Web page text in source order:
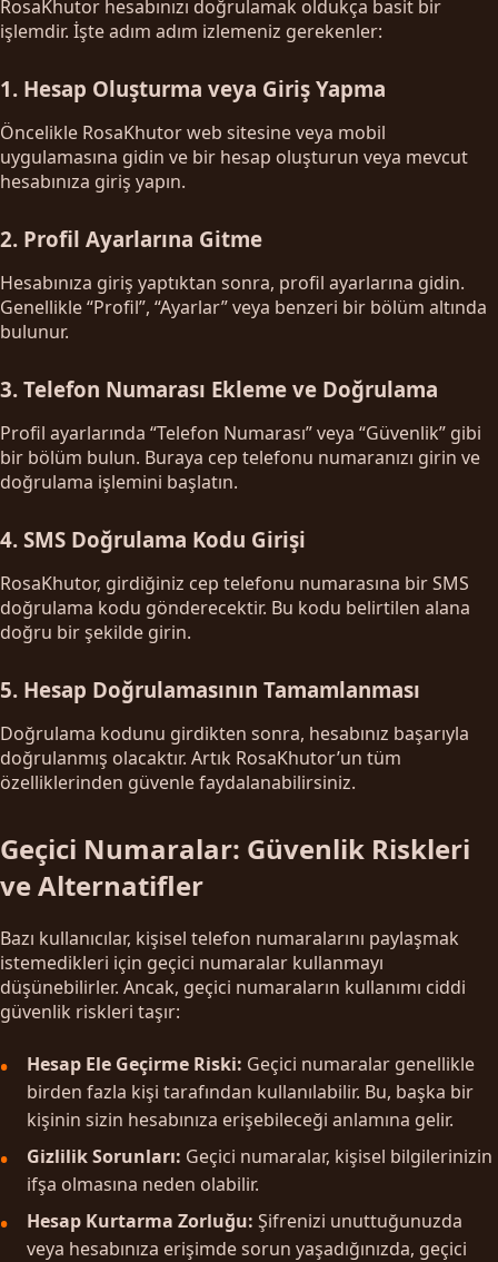
RosaKhutor hesabınızı doğrulamak oldukça basit bir
işlemdir. İşte adım adım izlemeniz gerekenler:
1. Hesap Oluşturma veya Giriş Yapma
Öncelikle RosaKhutor web sitesine veya mobil
uygulamasına gidin ve bir hesap oluşturun veya mevcut
hesabınıza giriş yapın.
2. Profil Ayarlarına Gitme
Hesabınıza giriş yaptıktan sonra, profil ayarlarına gidin.
Genellikle “Profil”, “Ayarlar” veya benzeri bir bölüm altında
bulunur.
3. Telefon Numarası Ekleme ve Doğrulama
Profil ayarlarında “Telefon Numarası” veya “Güvenlik” gibi
bir bölüm bulun. Buraya cep telefonu numaranızı girin ve
doğrulama işlemini başlatın.
4. SMS Doğrulama Kodu Girişi
RosaKhutor, girdiğiniz cep telefonu numarasına bir SMS
doğrulama kodu gönderecektir. Bu kodu belirtilen alana
doğru bir şekilde girin.
5. Hesap Doğrulamasının Tamamlanması
Doğrulama kodunu girdikten sonra, hesabınız başarıyla
doğrulanmış olacaktır. Artık RosaKhutor’un tüm
özelliklerinden güvenle faydalanabilirsiniz.
Geçici Numaralar: Güvenlik Riskleri
ve Alternatifler
Bazı kullanıcılar, kişisel telefon numaralarını paylaşmak
istemedikleri için geçici numaralar kullanmayı
düşünebilirler. Ancak, geçici numaraların kullanımı ciddi
güvenlik riskleri taşır:
Hesap Ele Geçirme Riski: Geçici numaralar genellikle
birden fazla kişi tarafından kullanılabilir. Bu, başka bir
kişinin sizin hesabınıza erişebileceği anlamına gelir.
Gizlilik Sorunları: Geçici numaralar, kişisel bilgilerinizin
ifşa olmasına neden olabilir.
Hesap Kurtarma Zorluğu: Şifrenizi unuttuğunuzda
veya hesabınıza erişimde sorun yaşadığınızda, geçici